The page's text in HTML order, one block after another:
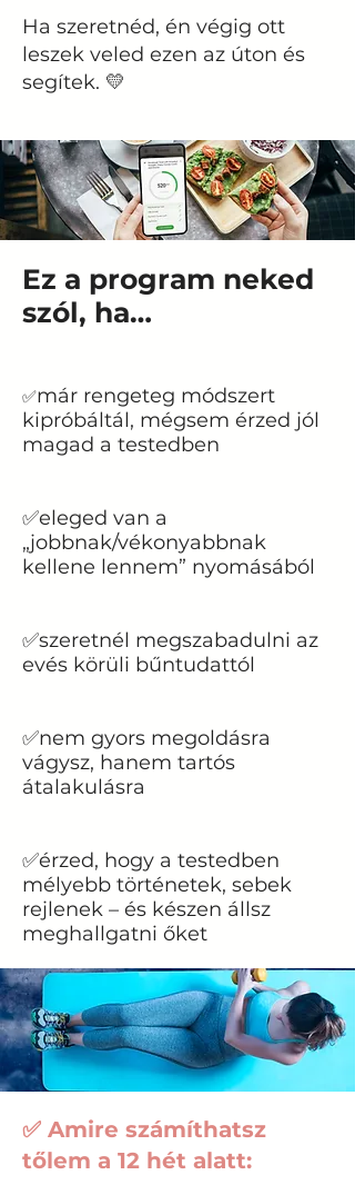
Ha szeretnéd, én végig ott
leszek veled ezen az úton és
segítek. 💛
Ez a program neked
szól, ha…
✅már rengeteg módszert
kipróbáltál, mégsem érzed jól
magad a testedben
✅eleged van a
„jobbnak/vékonyabbnak
kellene lennem” nyomásából
✅szeretnél megszabadulni az
evés körüli bűntudattól
✅nem gyors megoldásra
vágysz, hanem tartós
átalakulásra
✅érzed, hogy a testedben
mélyebb történetek, sebek
rejlenek – és készen állsz
meghallgatni őket
✅ Amire számíthatsz
tőlem a 12 hét alatt: